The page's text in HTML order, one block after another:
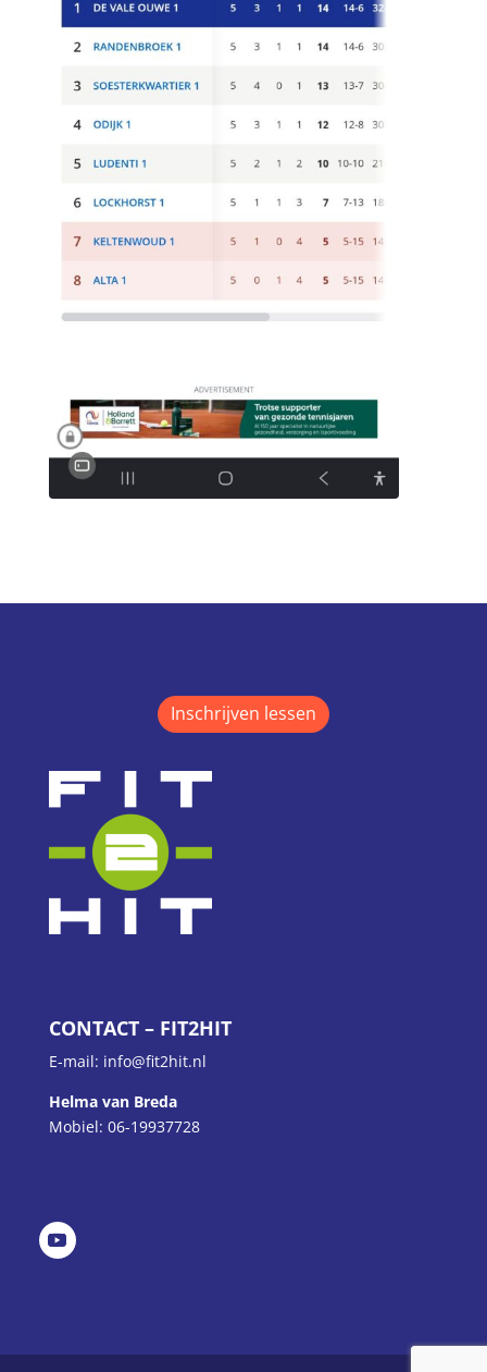
Inschrijven lessen
CONTACT – FIT2HIT
E-mail: info@fit2hit.nl
Helma van Breda
Mobiel: 06-19937728